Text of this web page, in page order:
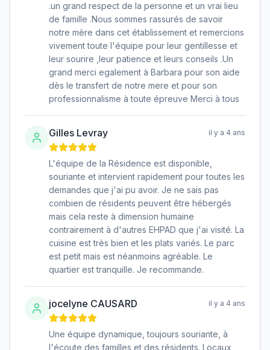
.un grand respect de la personne et un vrai lieu
de famille .Nous sommes rassurés de savoir
notre mère dans cet établissement et remercions
vivement toute l'équipe pour leur gentillesse et
leur sourire ,leur patience et leurs conseils .Un
grand merci egalement à Barbara pour son aide
dès le transfert de notre mere et pour son
professionnalisme à toute épreuve Merci à tous
Gilles Levray il y a 4 ans
L'équipe de la Résidence est disponible,
souriante et intervient rapidement pour toutes les
demandes que j'ai pu avoir. Je ne sais pas
combien de résidents peuvent être hébergés
mais cela reste à dimension humaine
contrairement à d'autres EHPAD que j'ai visité. La
cuisine est très bien et les plats variés. Le parc
est petit mais est néanmoins agréable. Le
quartier est tranquille. Je recommande.
jocelyne CAUSARD il y a 4 ans
Une équipe dynamique, toujours souriante, à
l'écoute des familles et des résidents. Locaux